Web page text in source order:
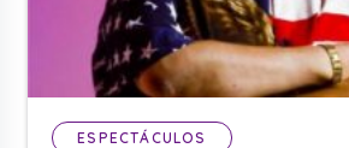
ESPECTÁCULOS